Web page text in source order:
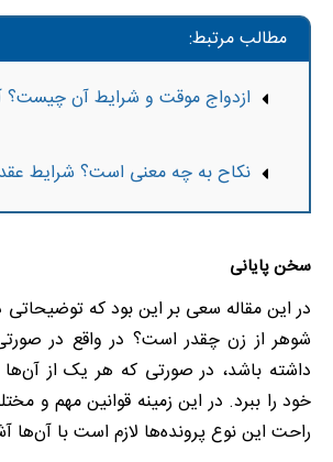
مطالب مرتبط:
ازدواج موقت و شرایط آن چیست؟
نکاح به چه معنی است؟ شرایط
سخن پایانی
در این مقاله سعی بر این بود که
شوهر از زن چقدر است؟ در واقع در
داشته باشد، در صورتی که هر یک از
خود را ببرد. در این زمینه قوانین مهم و
راحت این نوع پرونده‌ها لازم است با آن‌ها